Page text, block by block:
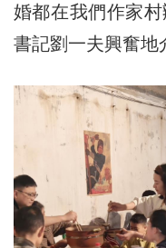
婚都在我們作家
書記劉一夫興奮地